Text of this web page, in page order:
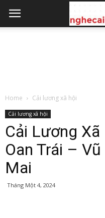
Home Cải lương xã hội
Cải lương xã hội
Cải Lương
Oan Trái –
Mai
Tháng Một 4, 2024